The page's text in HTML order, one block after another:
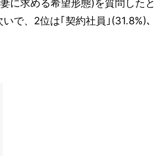
に求める希望形態)を質問したと
で、2位は｢契約社員｣(31.8%)、